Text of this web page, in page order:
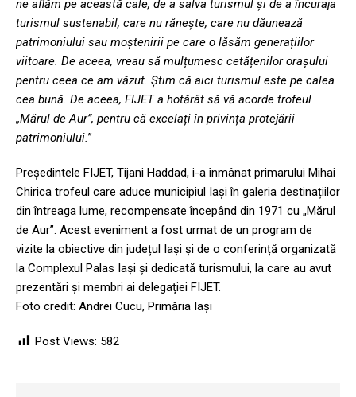
ne aflăm pe această cale, de a salva turismul și de a încuraja
turismul sustenabil, care nu rănește, care nu dăunează
patrimoniului sau moștenirii pe care o lăsăm generațiilor
viitoare. De aceea, vreau să mulțumesc cetățenilor orașului
pentru ceea ce am văzut. Știm că aici turismul este pe calea
cea bună. De aceea, FIJET a hotărât să vă acorde trofeul
„Mărul de Aur”, pentru că excelați în privința protejării
patrimoniului.”
Președintele FIJET, Tijani Haddad, i-a înmânat primarului Mihai
Chirica trofeul care aduce municipiul Iași în galeria destinațiilor
din întreaga lume, recompensate începând din 1971 cu „Mărul
de Aur”. Acest eveniment a fost urmat de un program de
vizite la obiective din județul Iași și de o conferință organizată
la Complexul Palas Iași și dedicată turismului, la care au avut
prezentări și membri ai delegației FIJET.
Foto credit: Andrei Cucu, Primăria Iași
Post Views: 582